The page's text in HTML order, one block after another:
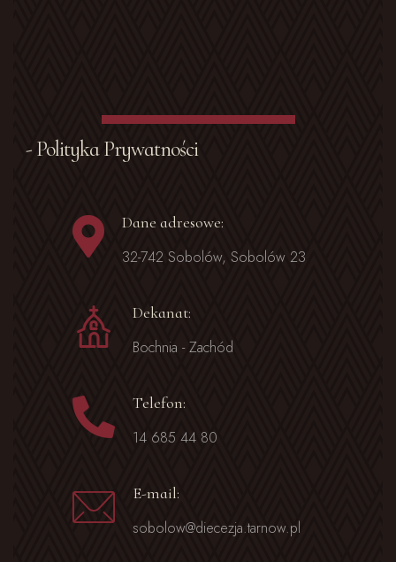
- Polityka Prywatności
Dane adresowe:
32-742 Sobolów, Sobolów 23
Dekanat:
Bochnia - Zachód
Telefon:
14 685 44 80
E-mail:
sobolow@diecezja.tarnow.pl